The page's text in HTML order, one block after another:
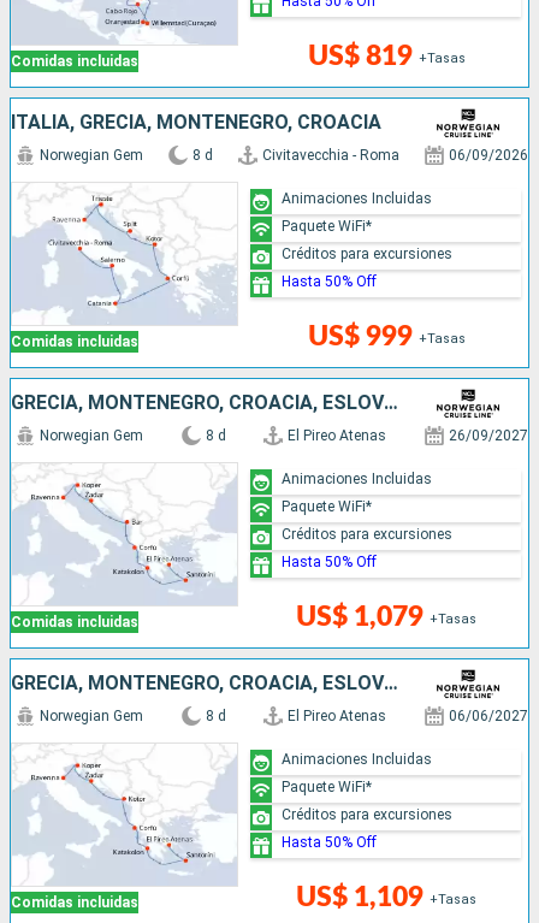
Comidas incluidas US$ 819 +Tasas
ITALIA, GRECIA, MONTENEGRO, CROACIA
Comidas incluidas
Norwegian Gem 8 d Civitavecchia - Roma 06/09/2026
US$ 999 +Tasas
Animaciones Incluidas
Paquete WiFi*
Créditos para excursiones
Hasta 50% Off
GRECIA, MONTENEGRO, CROACIA, ESLOVENIA, ITALIA
Comidas incluidas
Norwegian Gem 8 d El Pireo Atenas 26/09/2027
US$ 1,079 +Tasas
Animaciones Incluidas
Paquete WiFi*
Créditos para excursiones
Hasta 50% Off
GRECIA, MONTENEGRO, CROACIA, ESLOVENIA, ITALIA
Comidas incluidas
Norwegian Gem 8 d El Pireo Atenas 06/06/2027
US$ 1,109 +Tasas
Animaciones Incluidas
Paquete WiFi*
Créditos para excursiones
Hasta 50% Off